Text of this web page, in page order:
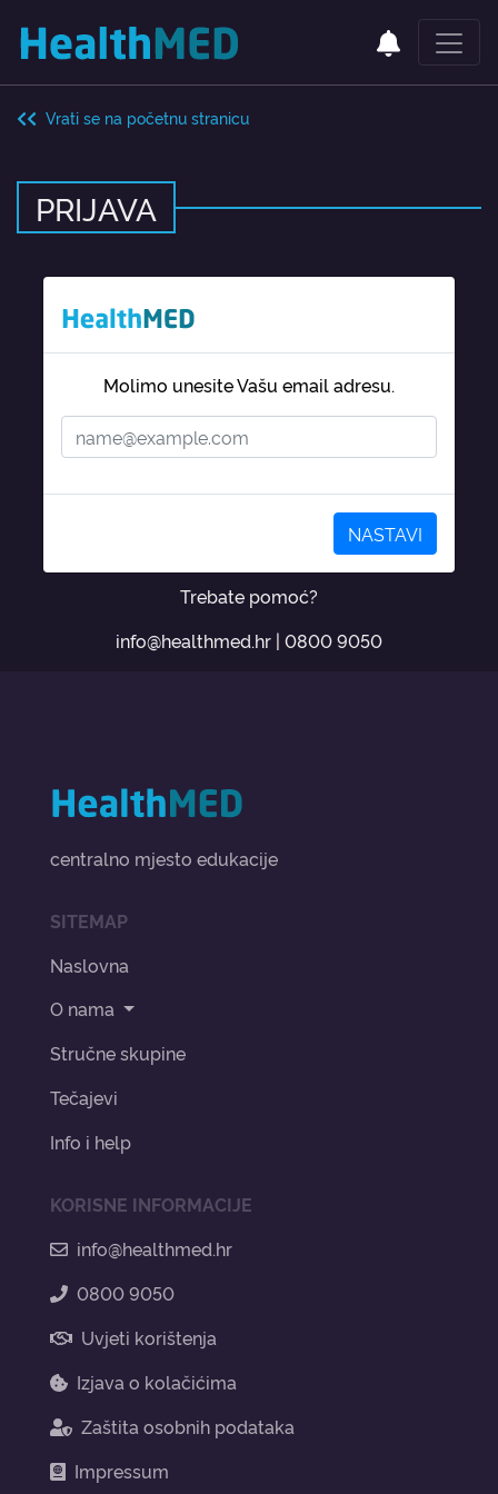
Vrati se na početnu stranicu
PRIJAVA
Molimo unesite Vašu email adresu.
NASTAVI
Trebate pomoć?
info@healthmed.hr | 0800 9050
centralno mjesto edukacije
SITEMAP
Naslovna
O nama
Stručne skupine
Tečajevi
Info i help
KORISNE INFORMACIJE
info@healthmed.hr
0800 9050
Uvjeti korištenja
Izjava o kolačićima
Zaštita osobnih podataka
Impressum